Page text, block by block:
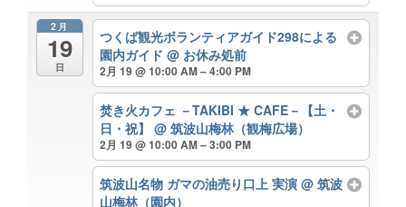
2月
19
日
つくば観光ボランティアガイド298による
園内ガイド@ お休み処前
2月 19 @ 10:00 AM – 4:00 PM
焚き火カフェ －TAKIBI ★ CAFE－【土・
日・祝】@ 筑波山梅林（観梅広場）
2月 19 @ 10:00 AM – 3:00 PM
筑波山名物 ガマの油売り口上 実演@ 筑波
山梅林（園内）